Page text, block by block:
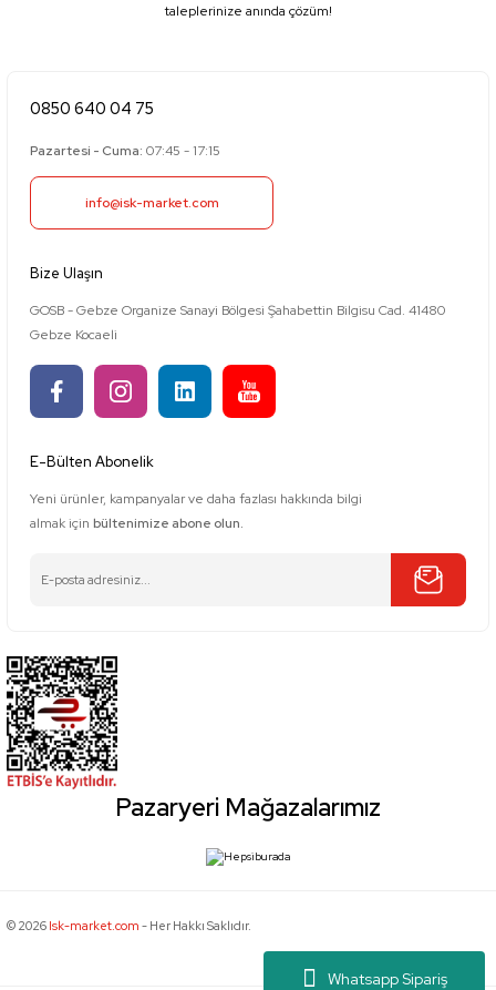
Whatsapp Sipariş
taleplerinize anında çözüm!
0850 640 04 75
Pazartesi - Cuma: 07:45 - 17:15
info@isk-market.com
Bize Ulaşın
GOSB - Gebze Organize Sanayi Bölgesi Şahabettin Bilgisu Cad. 41480
Gebze Kocaeli
E-Bülten Abonelik
Yeni ürünler, kampanyalar ve daha fazlası hakkında bilgi
almak için bültenimize abone olun.
Pazaryeri Mağazalarımız
© 2026 Isk-market.com - Her Hakkı Saklıdır.